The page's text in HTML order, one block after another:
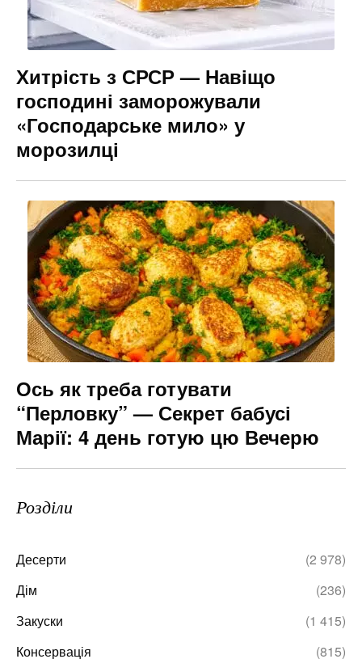
Хитрість з СРСР — Навіщо
господині заморожували
«Господарське мило» у
морозилці
Ось як треба готувати
“Перловку” — Секрет бабусі
Марії: 4 день готую цю Вечерю
Розділи
Десерти
(2 978)
Дім
(236)
Закуски
(1 415)
Консервація
(815)